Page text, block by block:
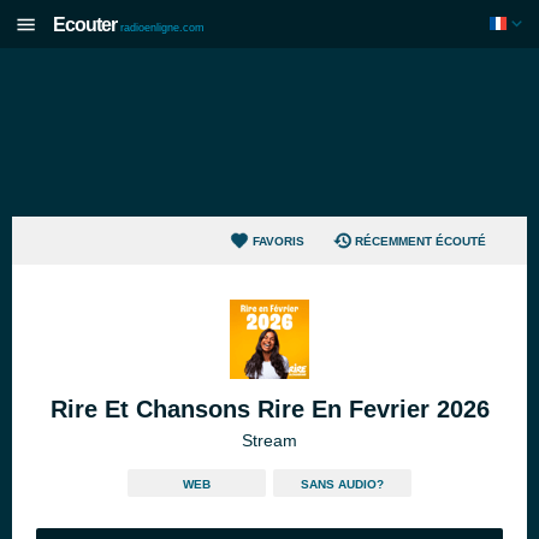
Ecouter radioenligne.com
FAVORIS RÉCEMMENT ÉCOUTÉ
Rire Et Chansons Rire En Fevrier 2026
Stream
WEB SANS AUDIO?